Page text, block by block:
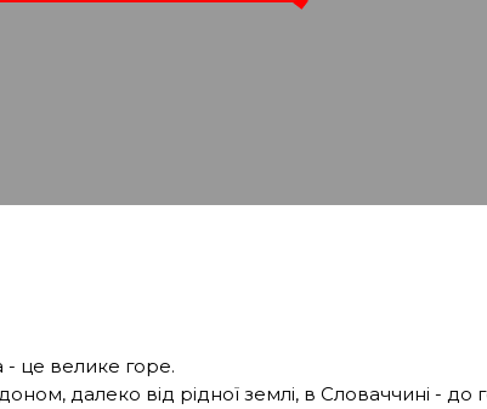
це велике горе.
далеко від рідної землі, в Словаччині - до